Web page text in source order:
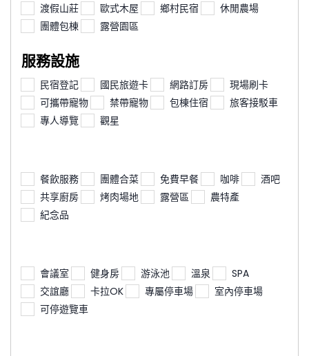
渡假山莊
歐式木屋 鄉村民宿
休閒農場
團體包棟
露營園區
服務設施
民宿登記 國民旅遊卡 網路訂房
現場刷卡
可攜帶寵物
禁帶寵物 包棟住宿
旅客接駁車
專人導覽
觀星
餐飲服務 團體合菜 免費早餐 咖啡
酒吧
共享廚房
烤肉場地 露營區
農特產
紀念品
會議室 健身房 游泳池 溫泉
SPA
交誼廳
卡拉OK 專屬停車場
室內停車場
可停遊覽車